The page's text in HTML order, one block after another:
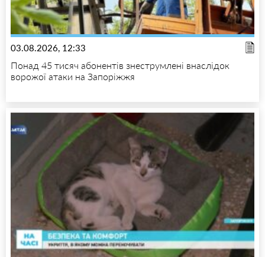
03.08.2026, 12:33
Понад 45 тисяч абонентів знеструмлені внаслідок
ворожої атаки на Запоріжжя